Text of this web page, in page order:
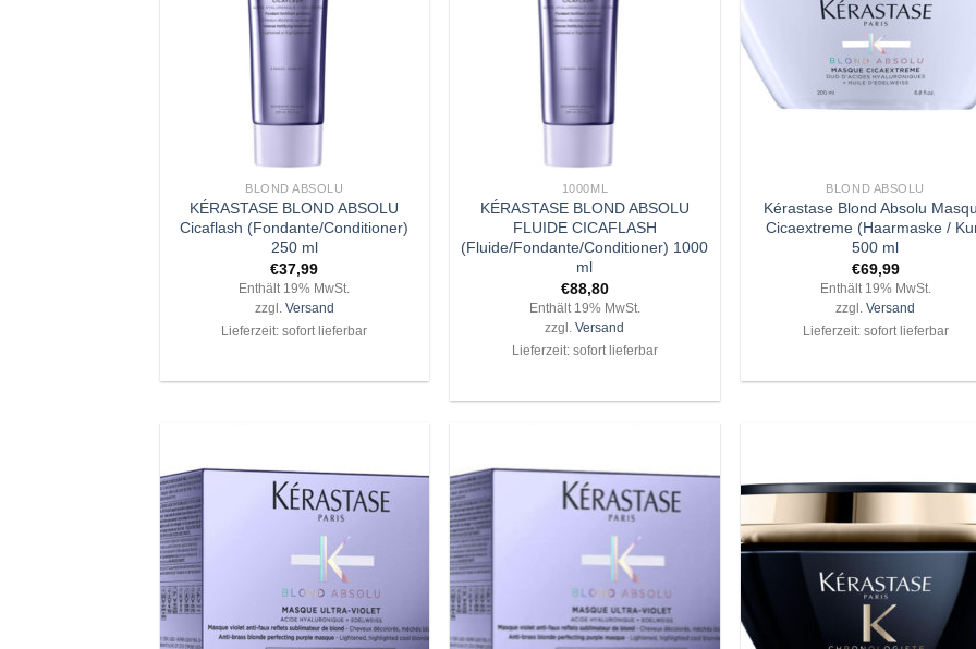
BLOND ABSOLU
KÉRASTASE BLOND ABSOLU
Cicaflash (Fondante/Conditioner)
250 ml
€37,99
Enthält 19% MwSt.
zzgl. Versand
Lieferzeit: sofort lieferbar
1000ML
KÉRASTASE BLOND ABSOLU
FLUIDE CICAFLASH
(Fluide/Fondante/Conditioner) 1000
ml
€88,80
Enthält 19% MwSt.
zzgl.Versand
Lieferzeit: sofort lieferbar
BLOND ABSOLU
Kérastase Blond Absolu
Cicaextreme (Haarmaske /
500 ml
€69,99
Enthält 19% MwSt.
zzgl.Versand
Lieferzeit: sofort lieferbar
Zu
Wunschliste
hinzufügen
Zu
Wunschliste